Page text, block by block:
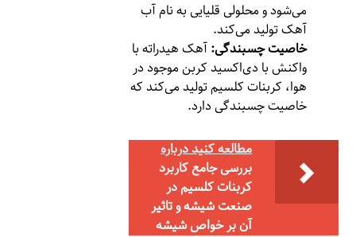
می‌شود و محلولی قلیایی به نام آب
آهک تولید می‌کند.
خاصیت چسبندگی:آهک هیدراته با
واکنش با دی‌اکسید کربن موجود در
هوا، کربنات کلسیم تولید می‌کند که
خاصیت چسبندگی دارد.
مطالعه کنید درباره‌
بررسی جامع کاربرد
کربنات کلسیم در
صنعت شیشه و تاثیر
آن بر خواص شیشه